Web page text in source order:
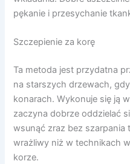
pękanie i przesychanie
Szczepienie za korę
Ta metoda jest przydatna
na starszych drzewach,
konarach. Wykonuje się ją
zaczyna dobrze oddzielać
wsunąć zraz bez szarpania
wrażliwy niż w technikach
korze.